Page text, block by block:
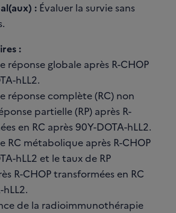
: Évaluer la survie sans
:
réponse globale après R-CHOP
hLL2.
réponse complète (RC) non
partielle (RP) après R-
en RC après 90Y-DOTA-hLL2.
RC métabolique après R-CHOP
hLL2 et le taux de RP
R-CHOP transformées en RC
hLL2.
de la radioimmunothérapie